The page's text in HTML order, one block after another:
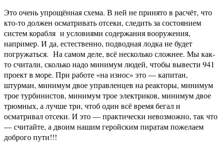
Это очень упрощённая схема. В ней не принято в расчёт, что
кто-то должен осматривать отсеки, следить за состоянием
систем корабля и условиями содержания вооружения,
например. И да, естественно, подводная лодка не будет
погружаться. На самом деле, всё несколько сложнее. Мы как-
то считали, сколько надо минимум людей, чтобы вывести 941
проект в море. При работе «на износ» это — капитан,
штурман, минимум двое управленцев на реакторы, минимум
трое турбинистов, минимум трое электриков, минимум двое
трюмных, а лучше три, чтоб один всё время бегал и
осматривал отсеки. И это — практически невозможно, так что
— считайте, а двоим нашим геройским пиратам пожелаем
доброго пути!!!